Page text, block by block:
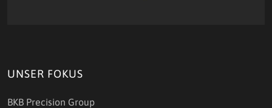
UNSER FOKUS
BKB Precision Group